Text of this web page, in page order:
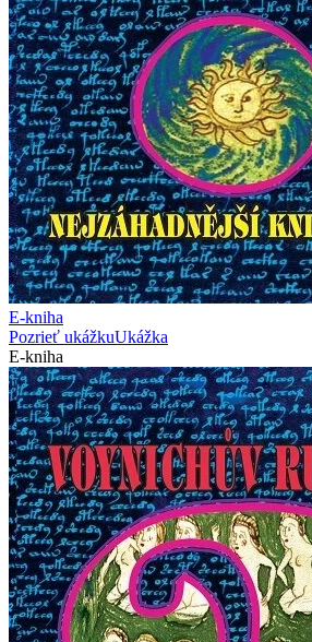
E-kniha
Pozrieť ukážkuUkážka
E-kniha